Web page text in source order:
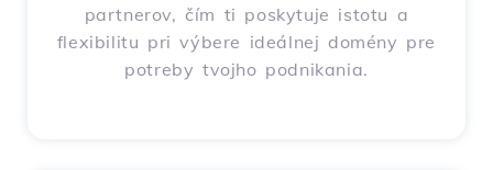
partnerov, čím ti poskytuje istotu a
flexibilitu pri výbere ideálnej domény pre
potreby tvojho podnikania.